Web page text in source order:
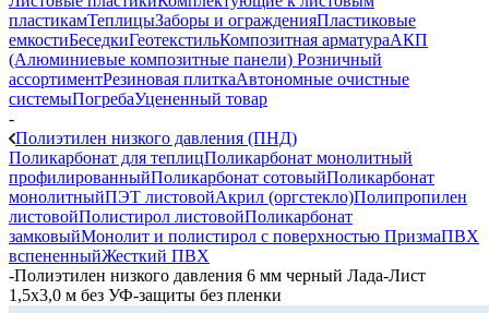
пластикамТеплицыЗаборы и огражденияПластиковые
емкостиБеседкиГеотекстильКомпозитная арматураАКП
(Алюминиевые композитные панели) Розничный
ассортиментРезиновая плиткаАвтономные очистные
системыПогребаУцененный товар
-
Полиэтилен низкого давления (ПНД)
Поликарбонат для теплицПоликарбонат монолитный
профилированныйПоликарбонат сотовыйПоликарбонат
монолитныйПЭТ листовойАкрил (оргстекло)Полипропилен
листовойПолистирол листовойПоликарбонат
замковыйМонолит и полистирол с поверхностью ПризмаПВХ
вспененныйЖесткий ПВХ
-Полиэтилен низкого давления 6 мм черный Лада-Лист
1,5х3,0 м без УФ-защиты без пленки